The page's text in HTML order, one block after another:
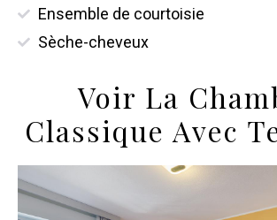
Ensemble de courtoisie
Sèche-cheveux
Voir La
Classique Avec